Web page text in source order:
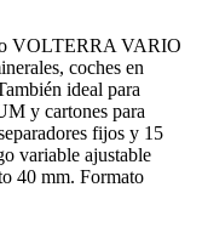
VOLTERRA VARIO
coches en
ideal para
y cartones para
fijos y 15
variable ajustable
40 mm. Formato